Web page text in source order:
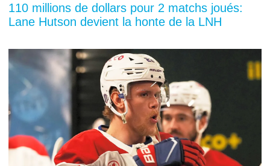
110 millions de dollars pour 2 matchs joués:
Lane Hutson devient la honte de la LNH